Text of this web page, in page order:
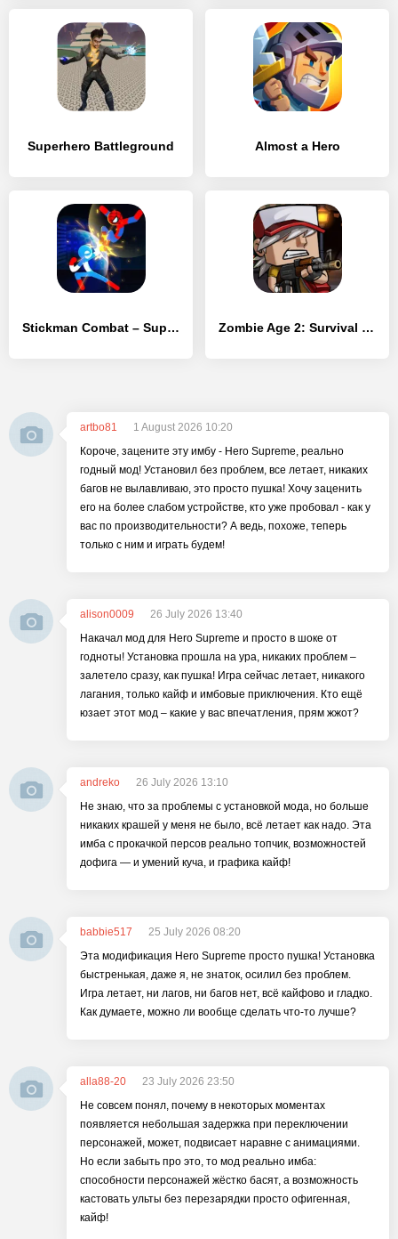
Superhero Battleground Almost a Hero
Stickman Combat – Superhero Zombie Age 2: Survival Rules
artbo81
1 August 2026 10:20
Короче, зацените эту имбу - Hero Supreme, реально
годный мод! Установил без проблем, все летает, никаких
багов не вылавливаю, это просто пушка! Хочу заценить
его на более слабом устройстве, кто уже пробовал - как у
вас по производительности? А ведь, похоже, теперь
только с ним и играть будем!
alison0009
26 July 2026 13:40
Накачал мод для Hero Supreme и просто в шоке от
годноты! Установка прошла на ура, никаких проблем –
залетело сразу, как пушка! Игра сейчас летает, никакого
лагания, только кайф и имбовые приключения. Кто ещё
юзает этот мод – какие у вас впечатления, прям жжот?
andreko
26 July 2026 13:10
Не знаю, что за проблемы с установкой мода, но больше
никаких крашей у меня не было, всё летает как надо. Эта
имба с прокачкой персов реально топчик, возможностей
дофига — и умений куча, и графика кайф!
babbie517
25 July 2026 08:20
Эта модификация Hero Supreme просто пушка! Установка
быстренькая, даже я, не знаток, осилил без проблем.
Игра летает, ни лагов, ни багов нет, всё кайфово и гладко.
Как думаете, можно ли вообще сделать что-то лучше?
alla88-20
23 July 2026 23:50
Не совсем понял, почему в некоторых моментах
появляется небольшая задержка при переключении
персонажей, может, подвисает наравне с анимациями.
Но если забыть про это, то мод реально имба:
способности персонажей жёстко басят, а возможность
кастовать ульты без перезарядки просто офигенная,
кайф!